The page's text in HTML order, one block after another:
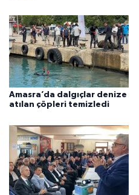
Amasra’da dalgıçlar denize
atılan çöpleri temizledi